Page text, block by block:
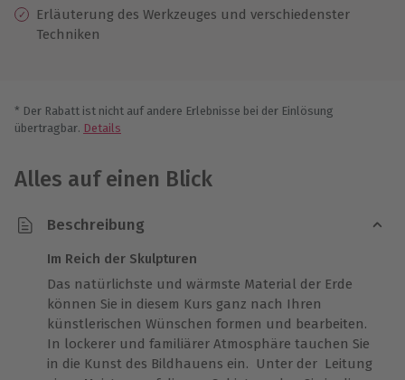
Erläuterung des Werkzeuges und verschiedenster
Techniken
* Der Rabatt ist nicht auf andere Erlebnisse bei der Einlösung
übertragbar. Details
Alles auf einen Blick
Beschreibung
Im Reich der Skulpturen
Das natürlichste und wärmste Material der Erde
können Sie in diesem Kurs ganz nach Ihren
künstlerischen Wünschen formen und bearbeiten.
In lockerer und familiärer Atmosphäre tauchen Sie
in die Kunst des Bildhauens ein. Unter der Leitung